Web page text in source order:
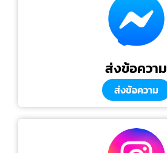
ส่งข้อความ
ส่งข้อความ